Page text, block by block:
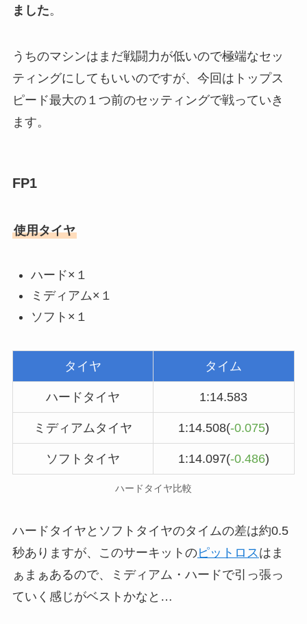
ました。
うちのマシンはまだ戦闘力が低いので極端なセッ
ティングにしてもいいのですが、今回はトップス
ピード最大の１つ前のセッティングで戦っていき
ます。
FP1
使用タイヤ
ハード×１
ミディアム×１
ソフト×１
タイヤ タイム
ハードタイヤ 1:14.583
ミディアムタイヤ 1:14.508(-0.075)
ソフトタイヤ 1:14.097(-0.486)
ハードタイヤ比較
ハードタイヤとソフトタイヤのタイムの差は約0.5
秒ありますが、このサーキットのピットロスはま
ぁまぁあるので、ミディアム・ハードで引っ張っ
ていく感じがベストかなと…